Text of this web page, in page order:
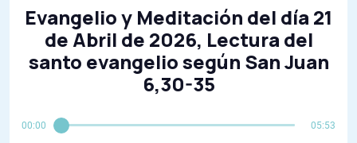
Evangelio y Meditación del día 21
de Abril de 2026, Lectura del
santo evangelio según San Juan
6,30-35
00:00 05:53